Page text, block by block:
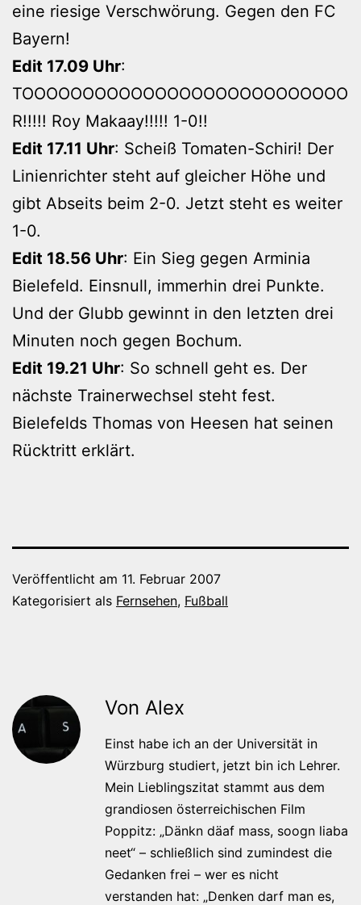
eine riesige Verschwörung. Gegen den FC
Bayern!
Edit 17.09 Uhr:
TOOOOOOOOOOOOOOOOOOOOOOOOOOO
R!!!!! Roy Makaay!!!!! 1-0!!
Edit 17.11 Uhr: Scheiß Tomaten-Schiri! Der
Linienrichter steht auf gleicher Höhe und
gibt Abseits beim 2-0. Jetzt steht es weiter
1-0.
Edit 18.56 Uhr: Ein Sieg gegen Arminia
Bielefeld. Einsnull, immerhin drei Punkte.
Und der Glubb gewinnt in den letzten drei
Minuten noch gegen Bochum.
Edit 19.21 Uhr: So schnell geht es. Der
nächste Trainerwechsel steht fest.
Bielefelds Thomas von Heesen hat seinen
Rücktritt erklärt.
Veröffentlicht am 11. Februar 2007
Kategorisiert als Fernsehen, Fußball
Von Alex
Einst habe ich an der Universität in
Würzburg studiert, jetzt bin ich Lehrer.
Mein Lieblingszitat stammt aus dem
grandiosen österreichischen Film
Poppitz: „Dänkn däaf mass, soogn liaba
neet“ – schließlich sind zumindest die
Gedanken frei – wer es nicht
verstanden hat: „Denken darf man es,